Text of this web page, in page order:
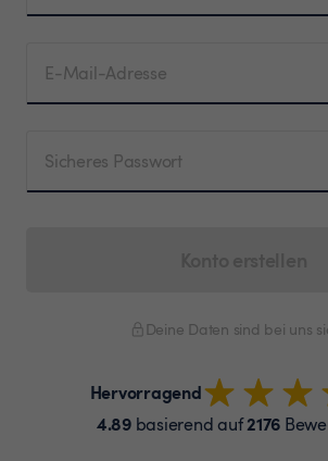
E-Mail-Adresse
Sicheres Passwort
Deine Daten sind bei uns
Hervorragend
4.89basierend auf2176